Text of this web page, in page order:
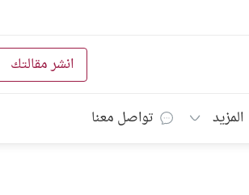
انشر مقالتك
المزيد تواصل معنا